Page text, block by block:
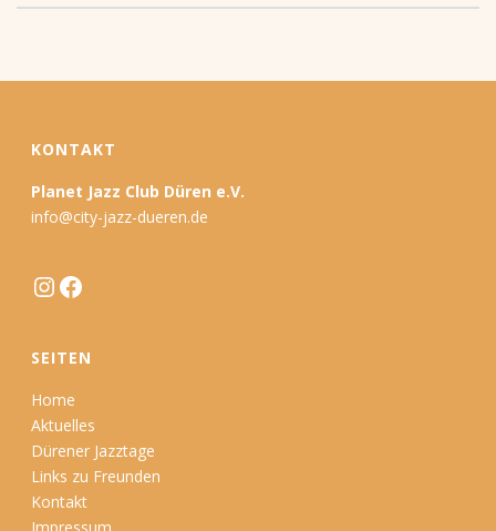
KONTAKT
Planet Jazz Club Düren e.V.
info@city-jazz-dueren.de
Instagram
Facebook
SEITEN
Home
Aktuelles
Dürener Jazztage
Links zu Freunden
Kontakt